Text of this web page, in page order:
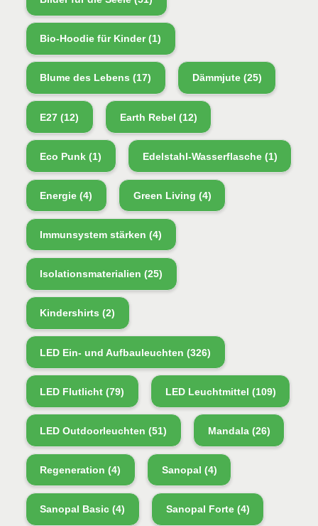
Bio-Hoodie für Kinder(1)
Blume des Lebens (17) Dämmjute(25)
E27 (12) Earth Rebel (12)
Eco Punk (1) Edelstahl-Wasserflasche(1)
Energie (4) Green Living (4)
Immunsystem stärken (4)
Isolationsmaterialien (25)
Kindershirts (2)
LED Ein- und Aufbauleuchten (326)
LED Flutlicht (79) LED Leuchtmittel (109)
LED Outdoorleuchten (51) Mandala(26)
Regeneration (4) Sanopal (4)
Sanopal Basic (4) Sanopal Forte(4)